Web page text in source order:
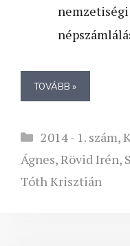
nemzetiségi
TOVÁBB »
Kategória
2014 - 1. szám,
Ágnes,Rövid Irén,
Tóth Krisztián